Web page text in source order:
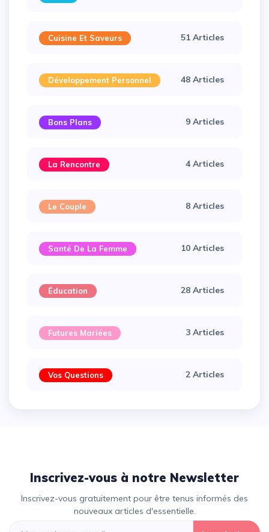
Cuisine Et Saveurs 51 Articles
Développement Personnel 48 Articles
Bons Plans 9 Articles
La Rencontre 4 Articles
Le Couple 8 Articles
Santé De La Femme 10 Articles
Éducation 28 Articles
Futures Mariées 3 Articles
Vos Questions 2 Articles
Inscrivez-vous à notre Newsletter
Inscrivez-vous gratuitement pour être tenus informés des
nouveaux articles d'essentielle.